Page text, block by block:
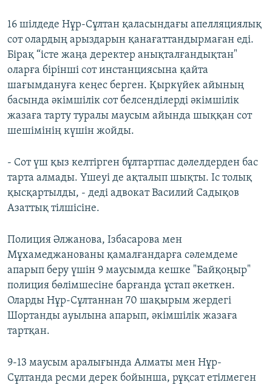
16 шілдеде Нұр-Сұлтан қаласындағы апелляциялық
сот олардың арыздарын қанағаттандырмаған еді.
Бірақ “істе жаңа деректер анықталғандықтан"
оларға бірінші сот инстанциясына қайта
шағымдануға кеңес берген. Қыркүйек айының
басында әкімшілік сот белсенділерді әкімшілік
жазаға тарту туралы маусым айында шыққан сот
шешімінің күшін жойды.
- Сот үш қыз келтірген бұлтартпас дәлелдерден бас
тарта алмады. Үшеуі де ақталып шықты. Іс толық
қысқартылды, - деді адвокат Василий Садықов
Азаттық тілшісіне.
Полиция Әлжанова, Ізбасарова мен
Мұхамеджанованы қамалғандарға сәлемдеме
апарып беру үшін 9 маусымда кешке "Байқоңыр"
полиция бөлімшесіне барғанда ұстап әкеткен.
Оларды Нұр-Сұлтаннан 70 шақырым жердегі
Шортанды ауылына апарып, әкімшілік жазаға
тартқан.
9-13 маусым аралығында Алматы мен Нұр-
Сұлтанда ресми дерек бойынша, рұқсат етілмеген